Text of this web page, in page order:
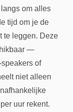
om alles
tijd om je de
te leggen. Deze
—
of
niet alleen
uur rekent.